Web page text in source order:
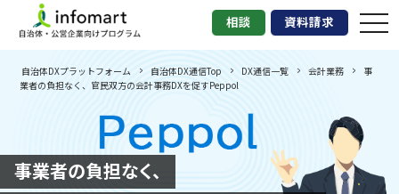
相談 資料請求
自治体DXプラットフォーム 自治体DX通信Top DX通信一覧 会計業務
事
業者の負担なく、官民双方の会計事務DXを促すPeppol
事業者の負担なく、